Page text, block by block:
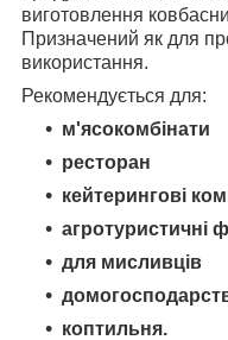
виготовлення
Призначений як для
використання.
Рекомендується для:
м'ясокомбінати
ресторан
кейтерингові
агротуристичні
для мисливців
коптильня.